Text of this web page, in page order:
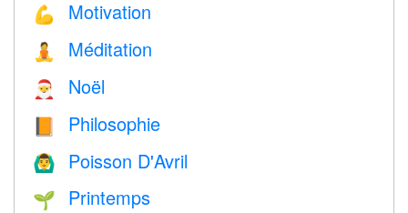
💪 Motivation
🧘 Méditation
🎅 Noël
📙 Philosophie
🙆‍♂️ Poisson D'Avril
🌱 Printemps